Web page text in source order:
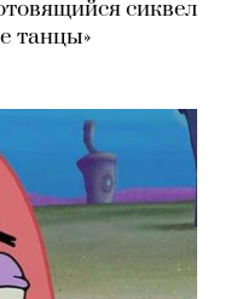
сиквел
танцы»